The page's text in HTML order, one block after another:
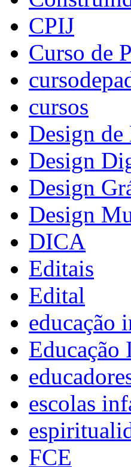
CPIJ
Curso de
cursos
Design
Design
Design
Design
DICA
Editais
Edital
educação
Educação
escolas
FCE